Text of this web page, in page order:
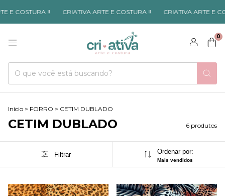
E COSTURA !! CRIATIVA ARTE E COSTURA !! CRIATIVA ARTE E
0
Início > FORRO > CETIM DUBLADO
CETIM DUBLADO 6 produtos
Filtrar Ordenar por:
Mais vendidos